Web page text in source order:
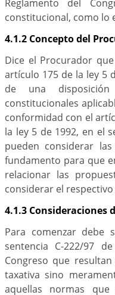
constitucional, como lo
4.1.2 Concepto del
Dice el Procurador
artículo 175 de la ley 5
de una
constitucionales
conformidad con el
la ley 5 de 1992, en el
pueden considerar
fundamento para que
relacionar las
considerar el
4.1.3 Consideraciones
Para comenzar
sentencia C-222/97
Congreso que
taxativa sino
aquellas normas